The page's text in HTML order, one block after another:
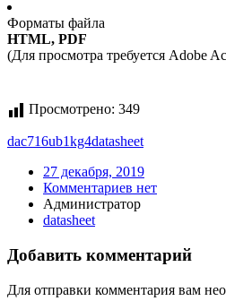
Форматы файла
HTML, PDF
(Для просмотра требуется Adobe
Просмотрено: 349
dac716ub1kg4datasheet
27 декабря, 2019
Комментариев нет
Администратор
datasheet
Добавить комментарий
Для отправки комментария вам